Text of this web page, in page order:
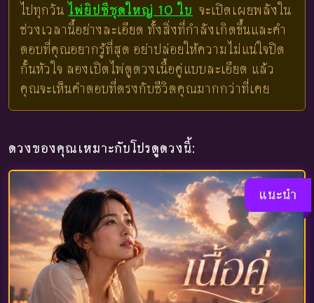
ไปทุกวัน ไพ่ยิปซีชุดใหญ่ 10 ใบ จะเปิดเผยพลังใน
ช่วงเวลานี้อย่างละเอียด ทั้งสิ่งที่กำลังเกิดขึ้นและคำ
ตอบที่คุณอยากรู้ที่สุด อย่าปล่อยให้ความไม่แน่ใจปิด
กั้นหัวใจ ลองเปิดไพ่ดูดวงเนื้อคู่แบบละเอียด แล้ว
คุณจะเห็นคำตอบที่ตรงกับชีวิตคุณมากกว่าที่เคย
ดวงของคุณเหมาะกับโปรดูดวงนี้:
แนะนำ